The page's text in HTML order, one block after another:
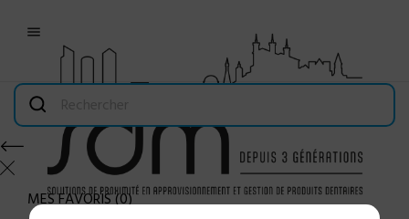

MES FAVORIS(0)